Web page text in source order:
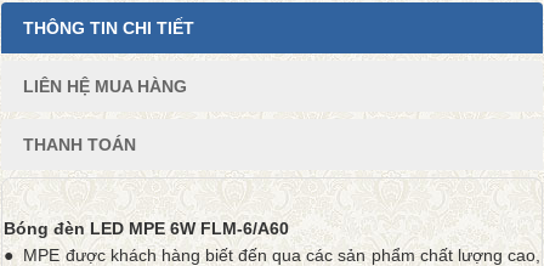
THÔNG TIN CHI TIẾT
LIÊN HỆ MUA HÀNG
THANH TOÁN
Bóng đèn LED MPE 6W FLM-6/A60
● MPE được khách hàng biết đến qua các sản phẩm chất lượng cao,